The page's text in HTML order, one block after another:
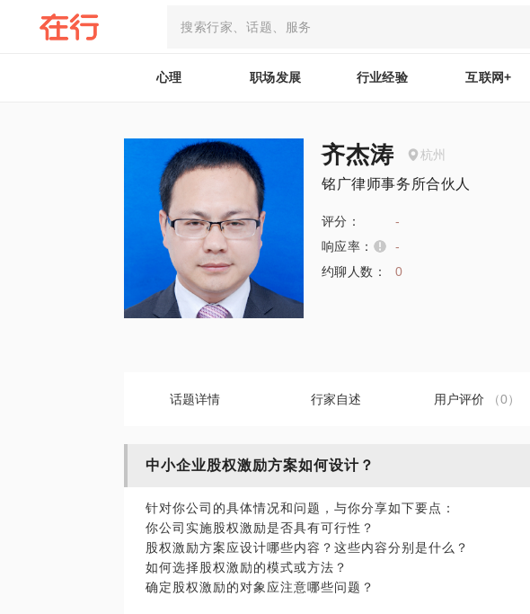
心理 职场发展 行业经验 互联网+
齐杰涛 杭州
铭广律师事务所合伙人
评分：
-
响应率：
-
约聊人数：
0
话题详情 行家自述 用户评价 （0）
中小企业股权激励方案如何设计？
针对你公司的具体情况和问题，与你分享如下要点：
你公司实施股权激励是否具有可行性？
股权激励方案应设计哪些内容？这些内容分别是什么？
如何选择股权激励的模式或方法？
确定股权激励的对象应注意哪些问题？